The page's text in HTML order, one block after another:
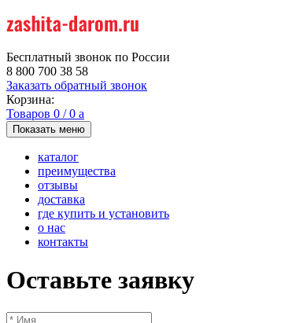
Бесплатный звонок по России
8 800 700 38 58
Заказать обратный звонок
Корзина:
Товаров 0 /0 a
Показать меню
каталог
преимущества
отзывы
доставка
где купить и установить
о нас
контакты
Оставьте заявку